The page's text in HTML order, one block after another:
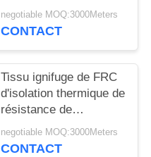
negotiable MOQ:3000Meters
CONTACT
Tissu ignifuge de FRC
d'isolation thermique de
résistance de
rayonnement thermique
avec le papier
negotiable MOQ:3000Meters
CONTACT